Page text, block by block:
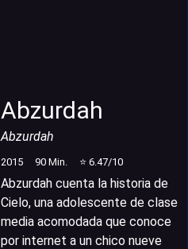
Abzurdah
Abzurdah
2015 90 Min. ⭐ 6.47/10
Abzurdah cuenta la historia de
Cielo, una adolescente de clase
media acomodada que conoce
por internet a un chico nueve